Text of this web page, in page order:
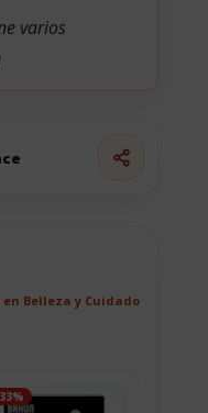
varios
en Belleza y Cuidado